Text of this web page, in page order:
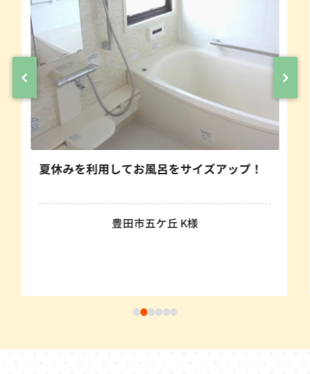
夏休みを利用してお風呂をサイズアップ！
豊田市五ケ丘 K様